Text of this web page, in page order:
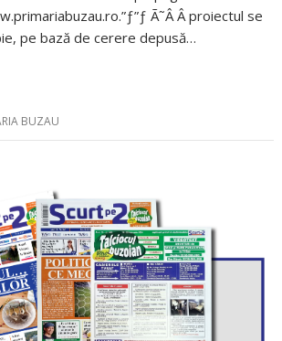
Ã˜Â Â proiectul se
pe bază de cerere depusă…
BUZAU